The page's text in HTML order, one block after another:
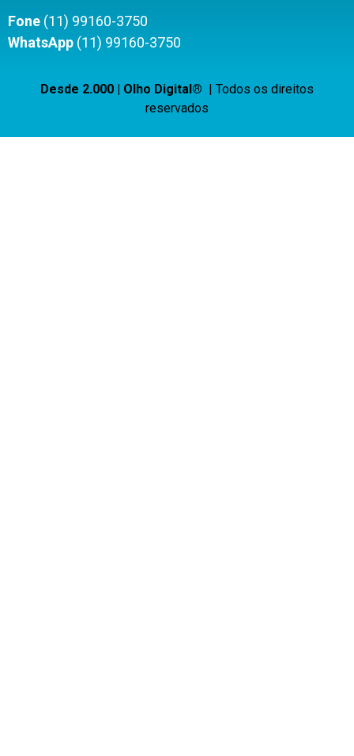
Fone (11) 99160-3750
WhatsApp (11) 99160-3750
Desde 2.000 | Olho Digital® | Todos os direitos
reservados